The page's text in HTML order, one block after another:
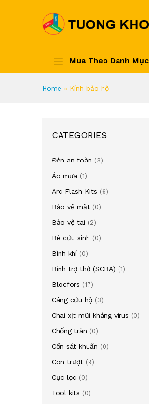
Mua Theo Danh Mục
Home » Kính bảo hộ
CATEGORIES
Đèn an toàn (3)
Áo mưa (1)
Arc Flash Kits (6)
Bảo vệ mặt (0)
Bảo vệ tai (2)
Bè cứu sinh (0)
Bình khí (0)
Bình trợ thở (SCBA) (1)
Blocfors (17)
Cáng cứu hộ (3)
Chai xịt mũi kháng virus (0)
Chống tràn (0)
Cồn sát khuẩn (0)
Con trượt (9)
Cục lọc (0)
Tool kits (0)